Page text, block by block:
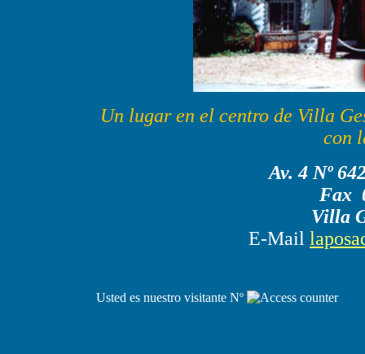
Un lugar en el centro de Villa
con
Av. 4 Nº
Fax
Villa
E-Mail
Usted es nuestro visitante Nº